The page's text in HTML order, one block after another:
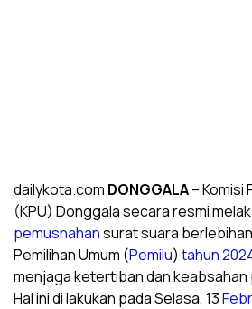
dailykota.com DONGGALA– Komisi
(KPU) Donggala secara resmi
pemusnahansurat suara
Pemilihan Umum (Pemilu) tahun
menjaga ketertiban dan keabsahan
Hal ini di lakukan pada Selasa, 13